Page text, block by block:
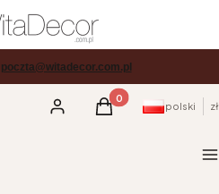
poczta@witadecor.com.pl
Zaloguj sięProdukty w
Koszyk polski zł